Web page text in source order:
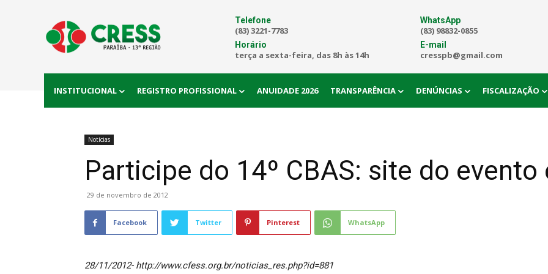
Telefone
(83) 3221-7783
Horário
terça a sexta-feira, das 8h às 14h
WhatsApp
(83) 98832-0855
E-mail
cresspb@gmail.com
INSTITUCIONAL REGISTRO PROFISSIONAL ANUIDADE 2026 TRANSPARÊNCIA DENÚNCIAS FISCALIZAÇÃO
Notícias
Participe do 14º CBAS: site do
29 de novembro de 2012
Facebook Twitter Pinterest WhatsApp
28/11/2012- http://www.cfess.org.br/noticias_res.php?id=881